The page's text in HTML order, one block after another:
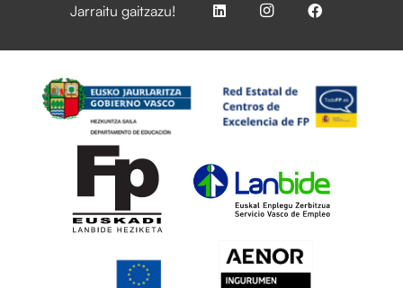
Jarraitu gaitzazu!